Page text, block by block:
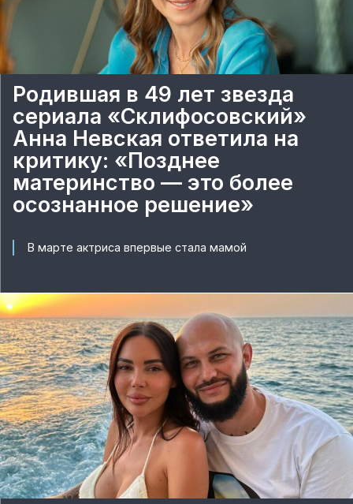
Родившая в 49 лет звезда
сериала «Склифосовский»
Анна Невская ответила на
критику: «Позднее
материнство — это более
осознанное решение»
В марте актриса впервые стала мамой